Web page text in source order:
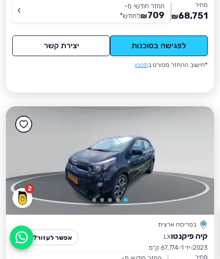
מחיר
68,751
₪
החזר חודשי מ-
709
₪לחודש*
לפגישה בסוכנות יצירת קשר
*חישוב ההחזר מפורט בתקנון
2
בפריסה ארצית
קיה פיקנטוLX
2023 יד 1
67,774 ק״מ
מחיר
אפשר לעזור?